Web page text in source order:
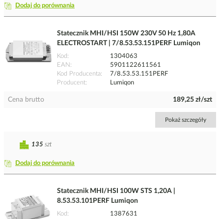
Dodaj do porównania
Statecznik MHI/HSI 150W 230V 50 Hz 1,80A
ELECTROSTART | 7/8.53.53.151PERF Lumiqon
Kod
1304063
EAN
5901122611561
Kod Producenta
7/8.53.53.151PERF
Producent
Lumiqon
Cena brutto 189,25 zł/szt
Pokaż szczegóły
Dodaj do porównania
135 szt
Statecznik MHI/HSI 100W STS 1,20A |
8.53.53.101PERF Lumiqon
Kod
1387631